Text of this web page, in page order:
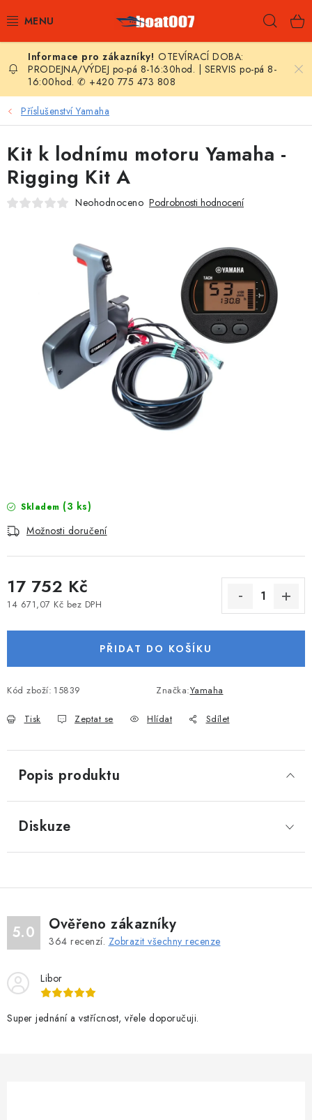
na
E-SHOP
AKČNÍ SLEVY
ZPRAVODAJ
KONTAKTY
LODNÍ MOTORY
NAFUKOVACÍ ČLUNY
MOTOROVÉ ČLUNY
LODNÍ ELEKTROMOTORY
PRAMICE A MOTOROVÉ VESLICE
ŠLAPADLA
KATAMARÁNY - PONTON BOAT
PŘÍSLUŠENSTVÍ K MOTORŮM
PŘÍVĚSY K LODÍM
ZNAČKY
Doprava a platba
OTEVÍRACÍ DOBA:
PRODEJNA/VÝDEJ po-pá 8-16:30hod. | SERVIS po-pá 8-
16:00hod. ✆ +420 775 473 808
Příslušenství Yamaha
Skladem (3 ks)
Možnosti doručení
17 752 Kč
14 671,07 Kč bez DPH
PŘIDAT DO KOŠÍKU
Kód zboží: 15839 Značka:Yamaha
Tisk Zeptat se Hlídat Sdílet
Kit k lodnímu motoru Yamaha -
Rigging Kit A
Neohodnoceno Podrobnosti hodnocení
Popis produktu
Diskuze
5.0 Ověřeno zákazníky
364 recenzí. Zobrazit všechny recenze
Libor
Super jednání a vstřícnost, vřele doporučuji.